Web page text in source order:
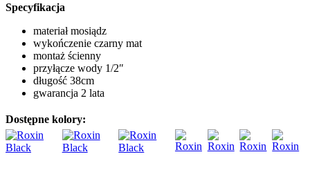
Specyfikacja
materiał mosiądz
wykończenie czarny mat
montaż ścienny
przyłącze wody 1/2″
długość 38cm
gwarancja 2 lata
Dostępne kolory: